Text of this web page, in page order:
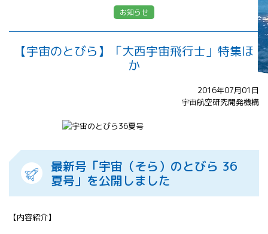
宇宙を活用
した教育実
践例
体験的学
習機会の
提供（国
ジア太平洋
関会議）宇
宙教育 for
All 分科会
APRSAF宇宙
お知らせ
【宇宙のとびら】「大西宇宙飛行士」特集ほ
か
2016年07月01日
宇宙航空研究開発機構
最新号「宇宙（そら）のとびら 36
夏号」を公開しました
【内容紹介】